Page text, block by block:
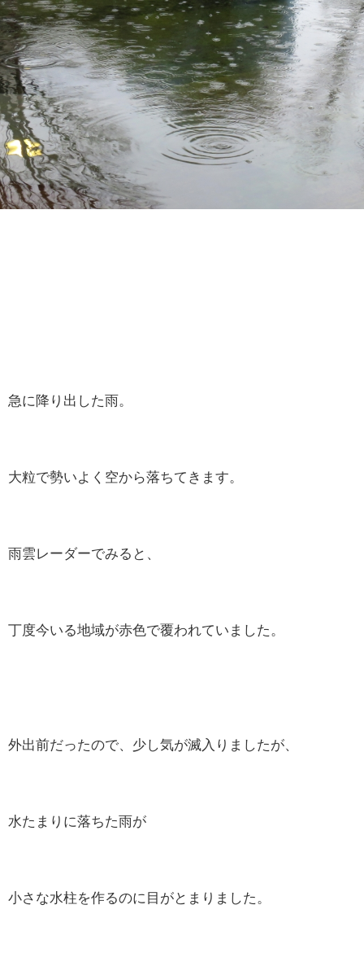
急に降り出した雨。
大粒で勢いよく空から落ちてきます。
雨雲レーダーでみると、
丁度今いる地域が赤色で覆われていました。
外出前だったので、少し気が滅入りましたが、
水たまりに落ちた雨が
小さな水柱を作るのに目がとまりました。